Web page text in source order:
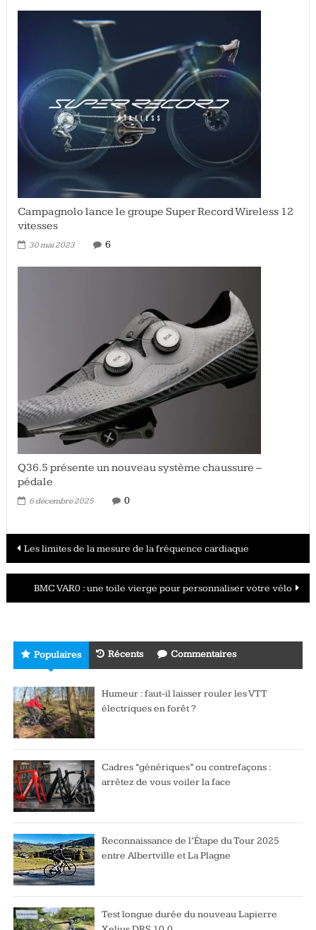
Campagnolo lance le groupe Super Record Wireless 12
vitesses
30 mai 2023 6
Q36.5 présente un nouveau système chaussure –
pédale
6 décembre 2025 0
Navigation
des
articles
Les limites de la mesure de la fréquence cardiaque
BMC VAR0 : une toile vierge pour personnaliser votre vélo
Populaires Récents Commentaires
Humeur : faut-il laisser rouler les VTT
électriques en forêt ?
Cadres “génériques” ou contrefaçons :
arrêtez de vous voiler la face
Reconnaissance de l’Étape du Tour 2025
entre Albertville et La Plagne
Test longue durée du nouveau Lapierre